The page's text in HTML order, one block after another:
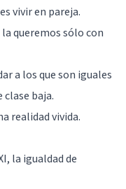
vivir en pareja.
queremos sólo con
a los que son iguales
clase baja.
realidad vivida.
la igualdad de